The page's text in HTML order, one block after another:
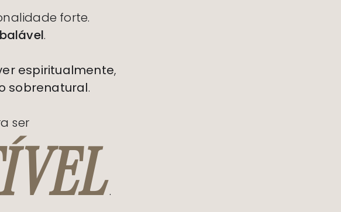
forte.
.
espiritualmente,
sobrenatural.
ser
.